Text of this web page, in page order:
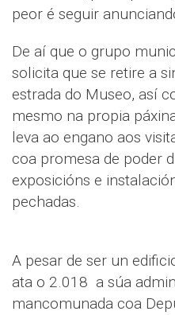
peor é seguir
De aí que o grupo
solicita que se retire a
estrada do Museo, así
mesmo na propia
leva ao engano aos
coa promesa de poder
exposicións e
pechadas.
A pesar de ser un
ata o 2.018 a súa
mancomunada coa